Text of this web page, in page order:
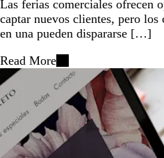
Las ferias comerciales ofrecen
captar nuevos clientes, pero los
en una pueden dispararse […]
Read More